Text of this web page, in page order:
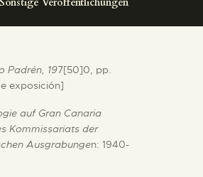
Sonstige Veröffentlichungen
Padrén, 197[50]0, pp.
exposición]
auf Gran Canaria
Kommissariats der
Ausgrabungen: 1940-